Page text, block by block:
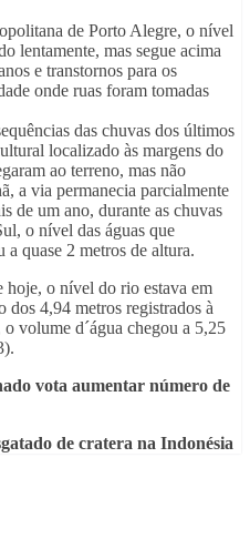
de Porto Alegre, o nível
lentamente, mas segue acima
e transtornos para os
onde ruas foram tomadas
das chuvas dos últimos
localizado às margens do
ao terreno, mas não
a via permanecia parcialmente
de um ano, durante as chuvas
o nível das águas que
quase 2 metros de altura.
o nível do rio estava em
dos 4,94 metros registrados à
volume d´água chegou a 5,25
vota aumentar número de
de cratera na Indonésia